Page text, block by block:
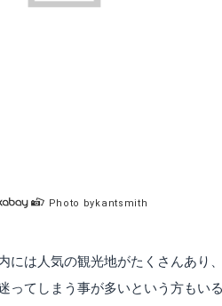
Photo bykantsmith
には人気の観光地がたくさんあり
ってしまう事が多いという方もい